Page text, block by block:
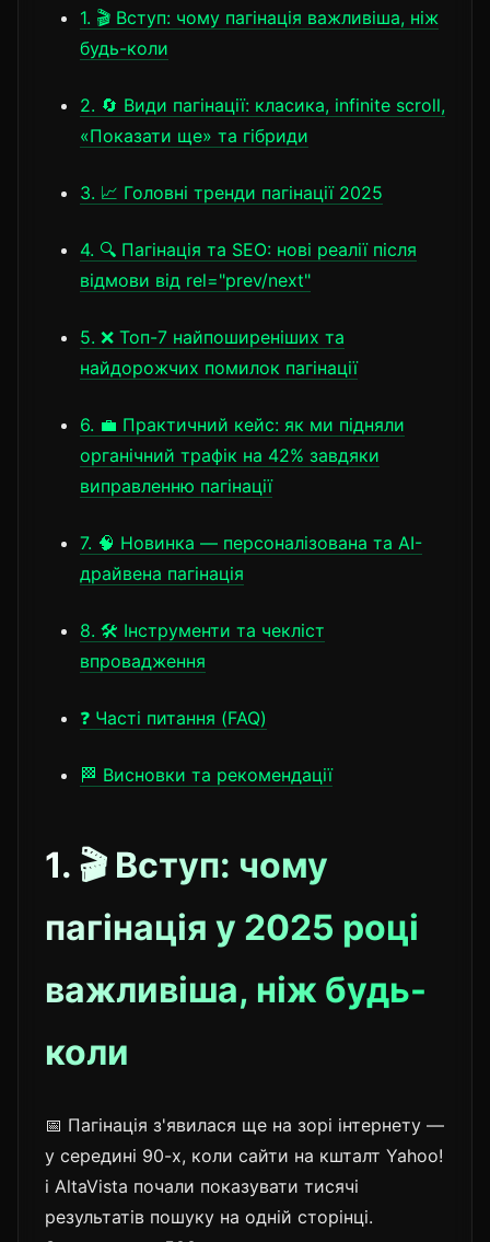
1. 🎬 Вступ: чому пагінація важливіша, ніж
будь-коли
2. 🔄 Види пагінації: класика, infinite scroll,
«Показати ще» та гібриди
3. 📈 Головні тренди пагінації 2025
4. 🔍 Пагінація та SEO: нові реалії після
відмови від rel="prev/next"
5. ❌ Топ-7 найпоширеніших та
найдорожчих помилок пагінації
6. 💼 Практичний кейс: як ми підняли
органічний трафік на 42% завдяки
виправленню пагінації
7. 🧠 Новинка — персоналізована та AI-
драйвена пагінація
8. 🛠️ Інструменти та чекліст
впровадження
❓ Часті питання (FAQ)
🏁 Висновки та рекомендації
1. 🎬 Вступ: чому
пагінація у 2025 році
важливіша, ніж будь-
коли
📅 Пагінація з'явилася ще на зорі інтернету —
у середині 90-х, коли сайти на кшталт Yahoo!
і AltaVista почали показувати тисячі
результатів пошуку на одній сторінці.